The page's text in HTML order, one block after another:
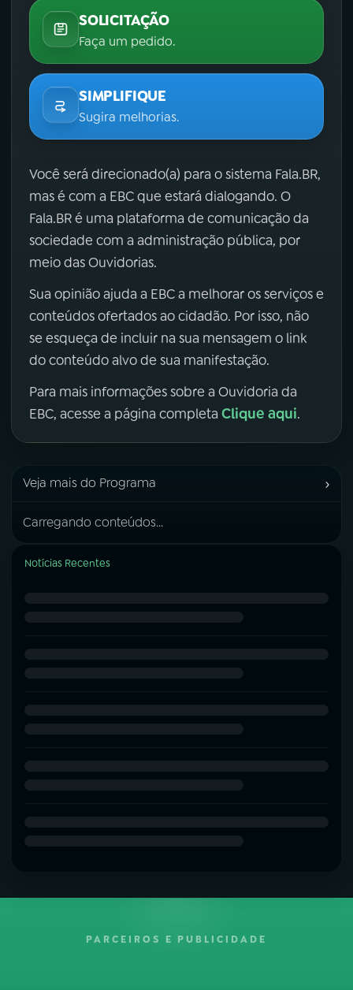
SOLICITAÇÃO
Faça um pedido.
SIMPLIFIQUE
Sugira melhorias.
Você será direcionado(a) para o sistema Fala.BR,
mas é com a EBC que estará dialogando. O
Fala.BR é uma plataforma de comunicação da
sociedade com a administração pública, por
meio das Ouvidorias.
Sua opinião ajuda a EBC a melhorar os serviços e
conteúdos ofertados ao cidadão. Por isso, não
se esqueça de incluir na sua mensagem o link
do conteúdo alvo de sua manifestação.
Para mais informações sobre a Ouvidoria da
EBC, acesse a página completa Clique aqui.
Veja mais do Programa ›
Carregando conteúdos...
Notícias Recentes
PARCEIROS E PUBLICIDADE